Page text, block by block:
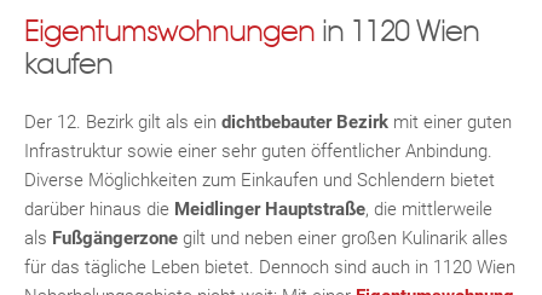
Eigentumswohnungen in 1120 Wien
kaufen
Der 12. Bezirk gilt als ein dichtbebauter Bezirk mit einer guten
Infrastruktur sowie einer sehr guten öffentlicher Anbindung.
Diverse Möglichkeiten zum Einkaufen und Schlendern bietet
darüber hinaus die Meidlinger Hauptstraße, die mittlerweile
als Fußgängerzone gilt und neben einer großen Kulinarik alles
für das tägliche Leben bietet. Dennoch sind auch in 1120 Wien